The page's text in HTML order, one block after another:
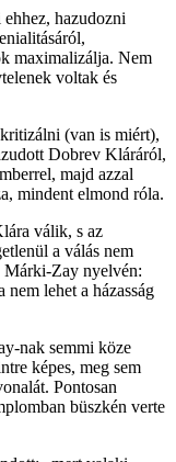
hazudozni
maximalizálja. Nem
voltak és
(van is miért),
Dobrev Kláráról,
majd azzal
mindent elmond róla.
válik, s az
a válás nem
Márki-Zay nyelvén:
lehet a házasság
nak semmi köze
képes, meg sem
Pontosan
büszkén verte